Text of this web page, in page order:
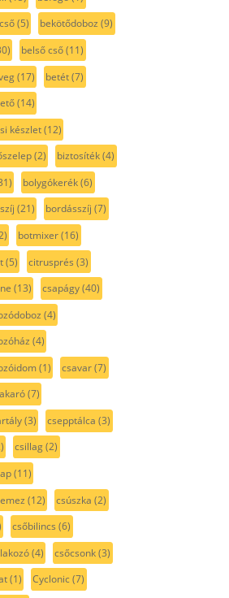
(5) bekötődoboz (9)
belső cső(11)
(17) betét(7)
(14)
készlet(12)
(2) biztosíték(4)
bolygókerék(6)
(21) bordásszíj (7)
botmixer(16)
(5) citrusprés (3)
(13) csapágy(40)
(4)
(4)
(1) csavar(7)
(7)
(3) csepptálca (3)
csillag(2)
(11)
(12) csúszka (2)
csőbilincs (6)
(4) csőcsonk(3)
(1) Cyclonic(7)